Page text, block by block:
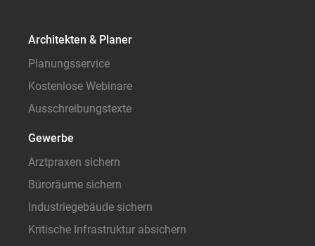
Architekten & Planer
Planungsservice
Kostenlose Webinare
Ausschreibungstexte
Gewerbe
Arztpraxen sichern
Büroräume sichern
Industriegebäude sichern
Kritische Infrastruktur absichern